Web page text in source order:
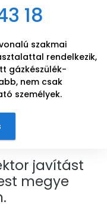
18
szakmai
rendelkezik,
gázkészülék-
nem csak
személyek.
javítást
megye